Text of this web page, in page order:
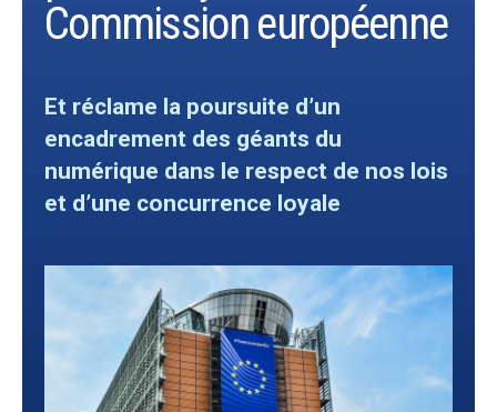
Commission européenne
Et réclame la poursuite d’un
encadrement des géants du
numérique dans le respect de nos lois
et d’une concurrence loyale